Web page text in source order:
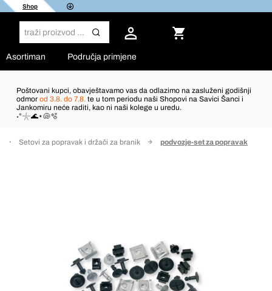
Shop
Asortiman Područja primjene
Poštovani kupci, obavještavamo vas da odlazimo na zasluženi godišnji
odmor od 3.8. do 7.8. te u tom periodu naši Shopovi na Savici Šanci i
Jankomiru neće raditi, kao ni naši kolege u uredu.
˖°𓇼🌊⋆🐚🫧
Setovi za popravak i držači za branik podvozje-set za popravak